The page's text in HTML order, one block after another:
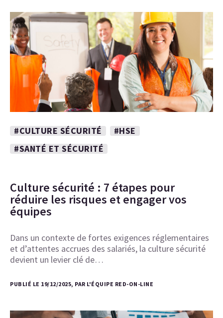
#CULTURE SÉCURITÉ
#HSE
#SANTÉ ET SÉCURITÉ
Culture sécurité : 7 étapes pour
réduire les risques et engager vos
équipes
Dans un contexte de fortes exigences réglementaires
et d’attentes accrues des salariés, la culture sécurité
devient un levier clé de…
PUBLIÉ LE 19/12/2025, PAR L'ÉQUIPE RED-ON-LINE